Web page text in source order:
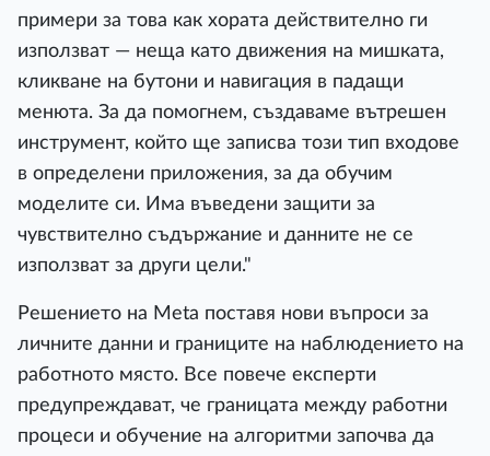
примери за това как хората действително ги
използват — неща като движения на мишката,
кликване на бутони и навигация в падащи
менюта. За да помогнем, създаваме вътрешен
инструмент, който ще записва този тип входове
в определени приложения, за да обучим
моделите си. Има въведени защити за
чувствително съдържание и данните не се
използват за други цели."
Решението на Meta поставя нови въпроси за
личните данни и границите на наблюдението на
работното място. Все повече експерти
предупреждават, че границата между работни
процеси и обучение на алгоритми започва да